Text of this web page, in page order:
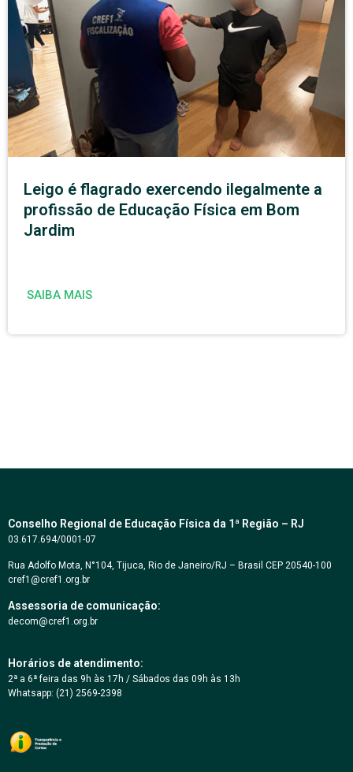
Leigo é flagrado exercendo ilegalmente a
profissão de Educação Física em Bom
Jardim
SAIBA MAIS
Conselho Regional de Educação Física da 1ª Região – RJ
03.617.694/0001-07
Rua Adolfo Mota, N°104, Tijuca, Rio de Janeiro/RJ – Brasil CEP 20540-100
cref1@cref1.org.br
Assessoria de comunicação:
decom@cref1.org.br
Horários de atendimento:
2ª a 6ª feira das 9h às 17h / Sábados das 09h às 13h
Whatsapp: (21) 2569-2398